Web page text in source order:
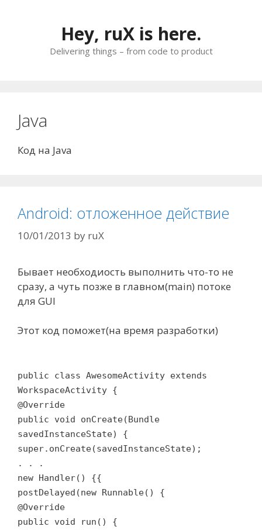
Hey, ruX is here.
Delivering things – from code to product
Java
Код на Java
Android: отложенное действие
10/01/2013 by ruX
Бывает необходиость выполнить что-то не
сразу, а чуть позже в главном(main) потоке
для GUI
Этот код поможет(на время разработки)
public class AwesomeActivity extends
WorkspaceActivity {
@Override
public void onCreate(Bundle
savedInstanceState) {
super.onCreate(savedInstanceState);
. . .
new Handler() {{
postDelayed(new Runnable() {
@Override
public void run() {